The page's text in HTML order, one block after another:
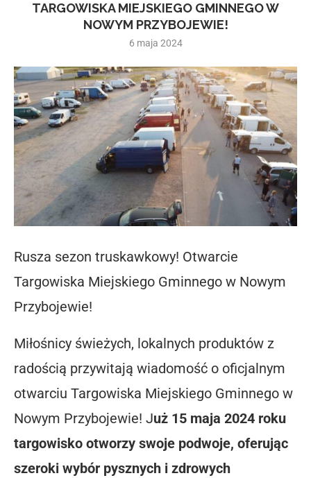
TARGOWISKA MIEJSKIEGO GMINNEGO W
NOWYM PRZYBOJEWIE!
6 maja 2024
Rusza sezon truskawkowy! Otwarcie
Targowiska Miejskiego Gminnego w Nowym
Przybojewie!
Miłośnicy świeżych, lokalnych produktów z
radością przywitają wiadomość o oficjalnym
otwarciu Targowiska Miejskiego Gminnego w
Nowym Przybojewie! Już 15 maja 2024 roku
targowisko otworzy swoje podwoje, oferując
szeroki wybór pysznych i zdrowych